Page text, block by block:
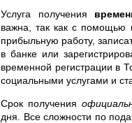
Услуга получения
важна, так как с помощью
прибыльную работу,
в банке или
временной регистрации в
социальными услугами и
Срок получения
дня. Все сложности по